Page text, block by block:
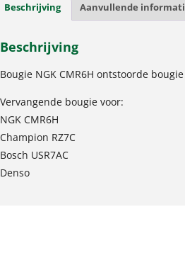
Beschrijving Aanvullende
Beschrijving
Bougie NGK CMR6H ontstoorde
Vervangende bougie voor:
NGK CMR6H
Champion RZ7C
Bosch USR7AC
Denso